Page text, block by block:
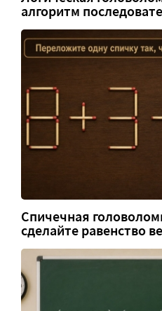
алгоритм
Спичечная
сделайте равенство